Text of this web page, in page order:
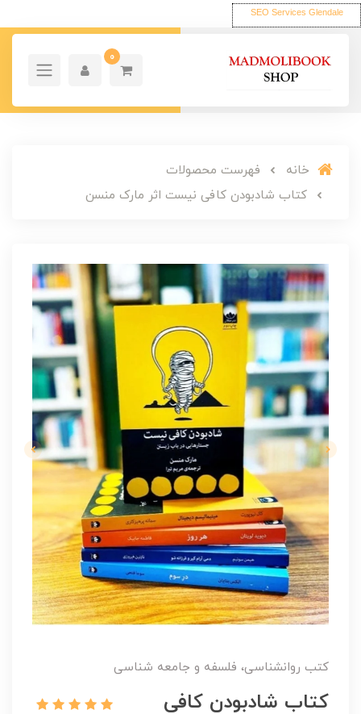
SEO Services Glendale
0
خانه
فهرست محصولات
کتاب شادبودن کافی نیست اثر مارک منسن
کتب روانشناسی، فلسفه و جامعه شناسی
کتاب شادبودن کافی